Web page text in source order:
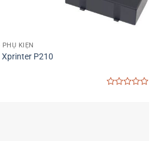
KIỆN
Xprinter P210